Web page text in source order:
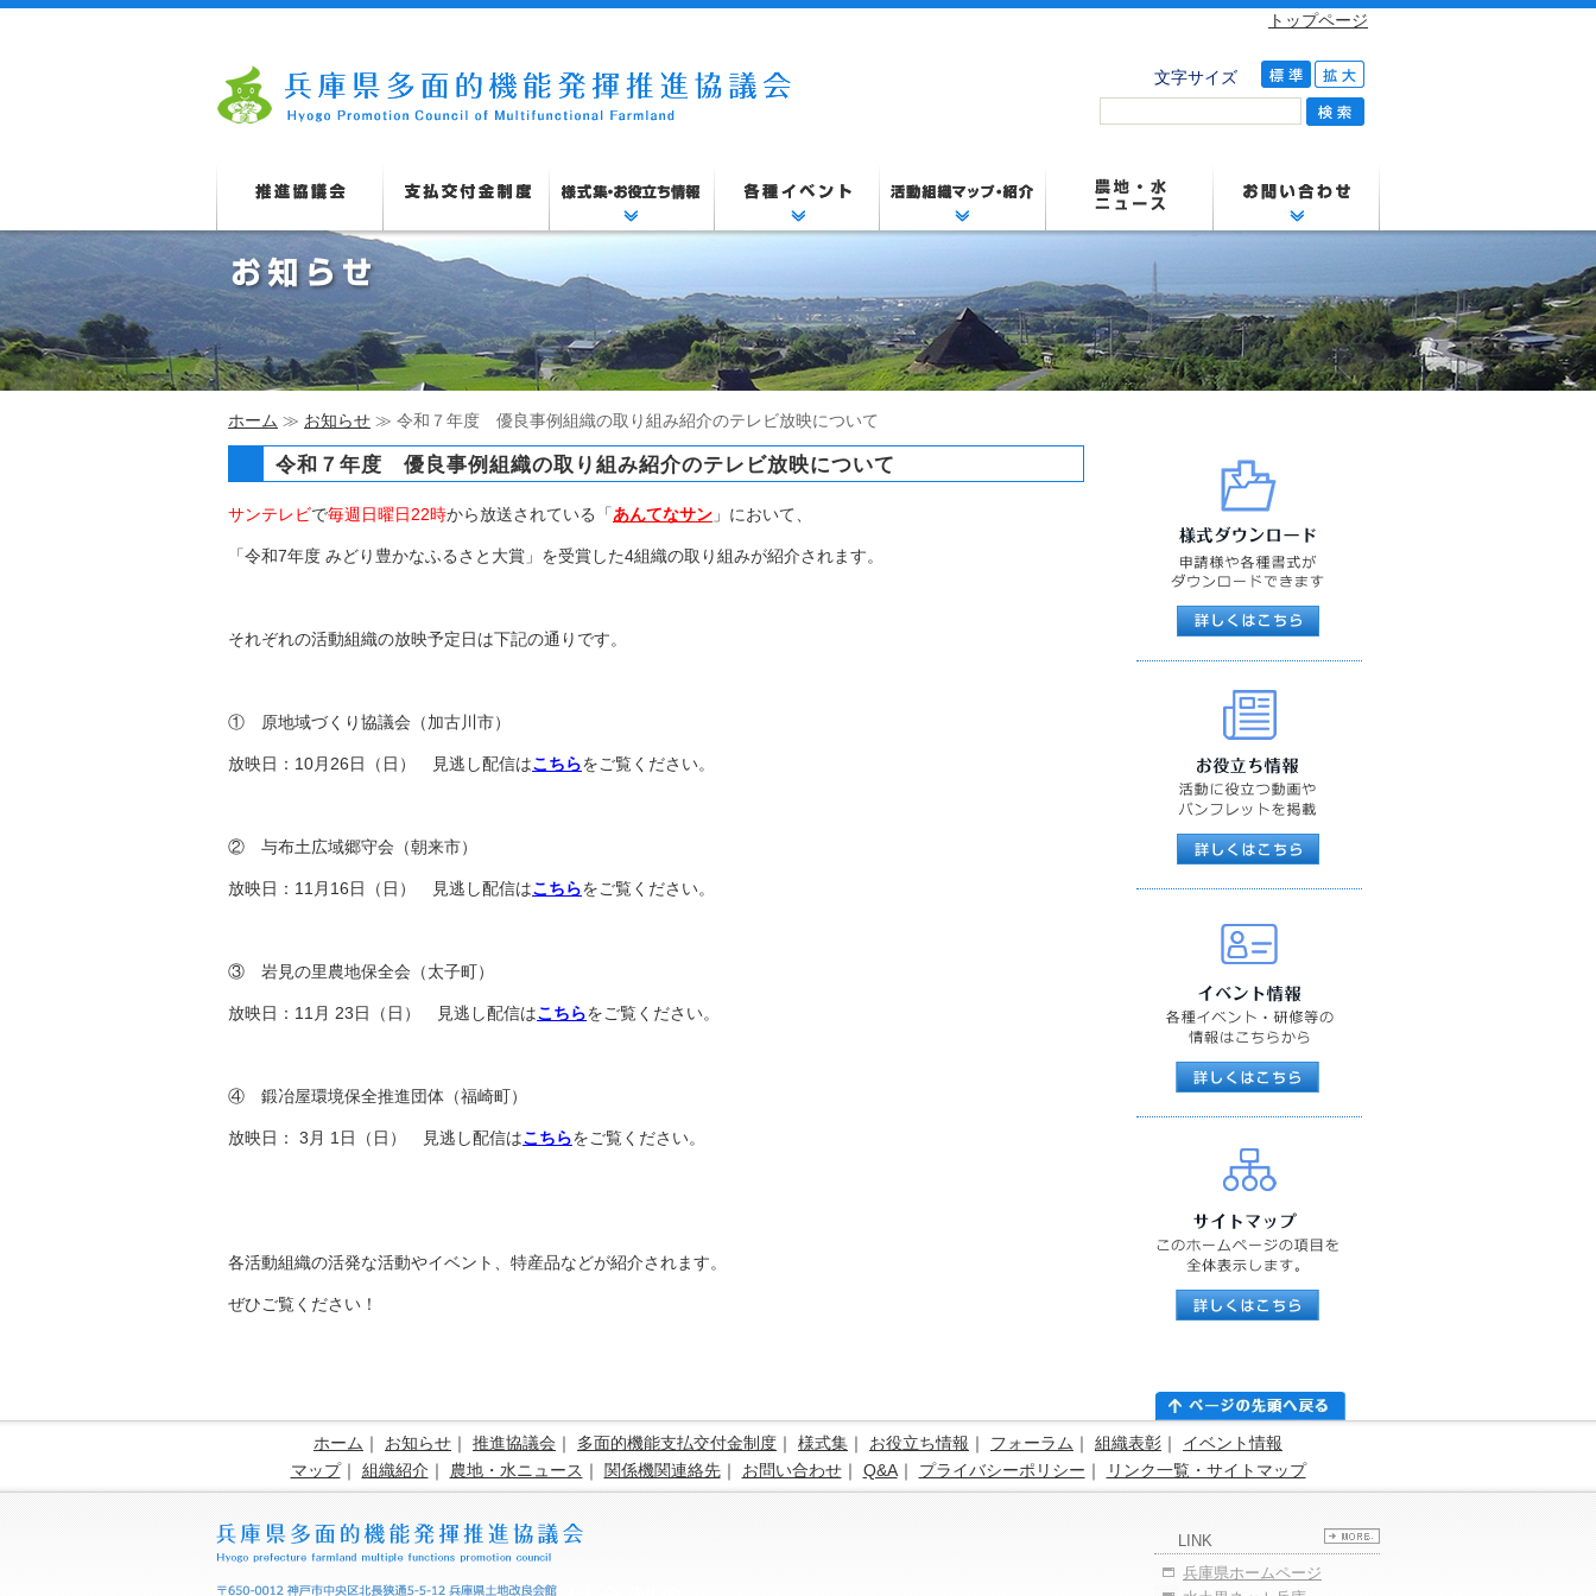
トップページ
文字サイズ
ホーム ≫ お知らせ ≫ 令和７年度 優良事例組織の取り組み紹介のテレビ放映について
令和７年度 優良事例組織の取り組み紹介のテレビ放映について
サンテレビで毎週日曜日22時から放送されている「あんてなサン 」において、
「令和7年度 みどり豊かなふるさと大賞」を受賞した4組織の取り組みが紹介されます。
それぞれの活動組織の放映予定日は下記の通りです。
① 原地域づくり協議会（加古川市）
放映日：10月26日（日） 見逃し配信はこちらをご覧ください。
② 与布土広域郷守会（朝来市）
放映日：11月16日（日） 見逃し配信はこちらをご覧ください。
③ 岩見の里農地保全会（太子町）
放映日：11月 23日（日） 見逃し配信はこちらをご覧ください。
④ 鍛冶屋環境保全推進団体（福崎町）
放映日： 3月 1日（日） 見逃し配信はこちらをご覧ください。
各活動組織の活発な活動やイベント、特産品などが紹介されます。
ぜひご覧ください！
ホーム ｜ お知らせ ｜ 推進協議会 ｜ 多面的機能支払交付金制度 ｜ 様式集 ｜ お役立ち情報 ｜ フォーラム ｜ 組織表彰 ｜ イベント情報
マップ｜ 組織紹介 ｜ 農地・水ニュース ｜ 関係機関連絡先｜ お問い合わせ｜ Q&A｜ プライバシーポリシー ｜ リンク一覧・サイトマップ
LINK
兵庫県ホームページ